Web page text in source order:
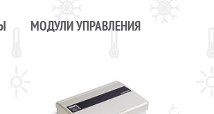
МОДУЛИ УПРАВЛЕНИЯ